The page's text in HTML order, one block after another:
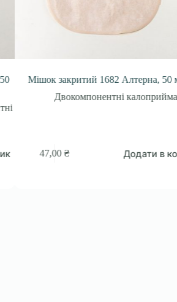
Мішок закритий 1682 Алтерна, 50 мм
Двокомпонентні калоприймачі
₴ Додати в кошик